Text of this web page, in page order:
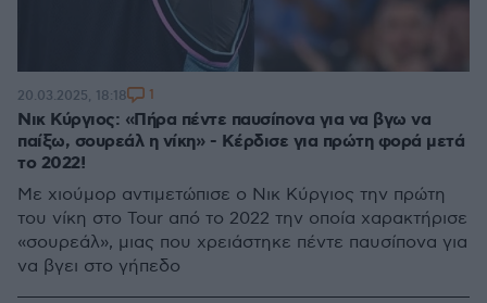
Νικ Κύργιος: «Πήρα πέντε παυσίπονα για να βγω να
παίξω, σουρεάλ η νίκη» - Κέρδισε για πρώτη φορά μετά
το 2022!
Με χιούμορ αντιμετώπισε ο Νικ Κύργιος την πρώτη
του νίκη στο Tour από το 2022 την οποία χαρακτήρισε
«σουρεάλ», μιας που χρειάστηκε πέντε παυσίπονα για
να βγει στο γήπεδο
20.03.2025, 18:18 1